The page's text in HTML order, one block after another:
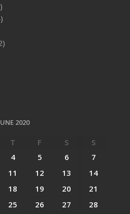
2020
T F S
S
4 5 6
7
11 12 13
14
18 19 20
21
25 26 27
28